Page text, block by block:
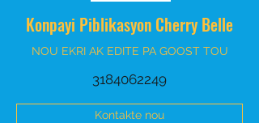
Konpayi Piblikasyon Cherry Belle
NOU EKRI AK EDITE PA GOOST TOU
3184062249
Kontakte nou